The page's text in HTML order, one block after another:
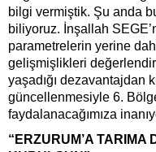
bilgi vermiştik. Şu anda
biliyoruz. İnşallah
parametrelerin yerine
gelişmişlikleri
yaşadığı dezavantajdan
güncellenmesiyle 6.
faydalanacağımıza
“ERZURUM’A TARIMA